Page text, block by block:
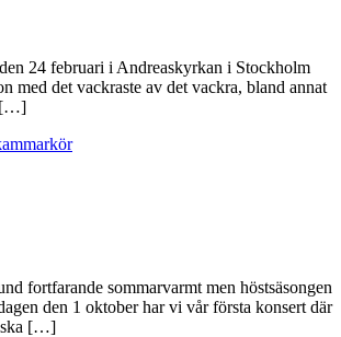
24 februari i Andreaskyrkan i Stockholm
med det vackraste av det vackra, bland annat
[…]
fortfarande sommarvarmt men höstsäsongen
den 1 oktober har vi vår första konsert där
[…]